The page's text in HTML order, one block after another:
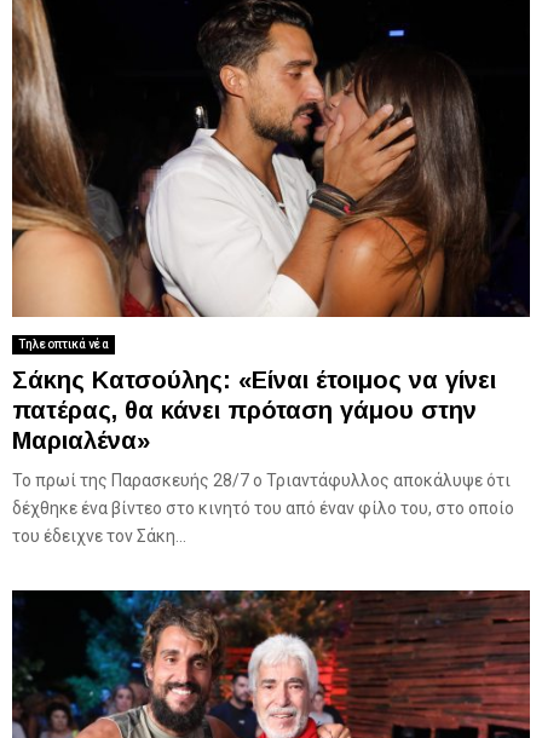
Τηλεοπτικά νέα
Σάκης Κατσούλης: «Είναι έτοιμος να γίνει
πατέρας, θα κάνει πρόταση γάμου στην
Μαριαλένα»
Το πρωί της Παρασκευής 28/7 ο Τριαντάφυλλος αποκάλυψε ότι
δέχθηκε ένα βίντεο στο κινητό του από έναν φίλο του, στο οποίο
του έδειχνε τον Σάκη...